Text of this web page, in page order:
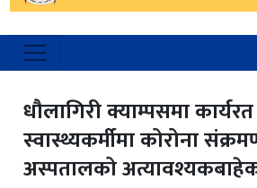
धौलागिरी क्याम्पसमा
स्वास्थ्यकर्मीमा कोरोना
अस्पतालको